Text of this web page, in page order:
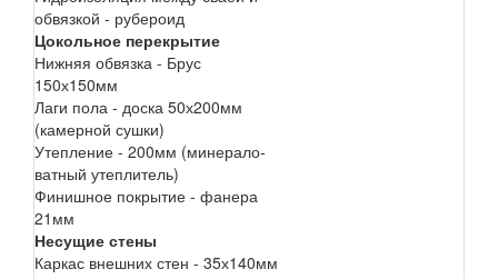
обвязкой - рубероид
Цокольное перекрытие
Нижняя обвязка - Брус
150х150мм
Лаги пола - доска 50х200мм
(камерной сушки)
Утепление - 200мм (минерало-
ватный утеплитель)
Финишное покрытие - фанера
21мм
Несущие стены
Каркас внешних стен - 35х140мм